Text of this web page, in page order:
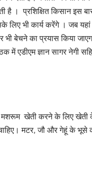
है । प्रशिक्षित किसान इस
लिए भी कार्य करेंगे । जब
बेचने का प्रयास किया
एडीएम ज्ञान सागर नेगी
खेती करने के लिए खेती
मटर, जौ और गेहूं के भूसे